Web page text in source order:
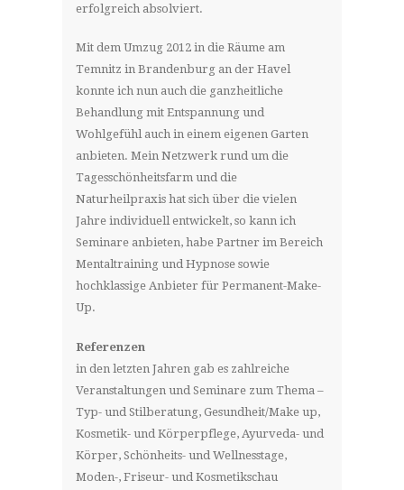
erfolgreich absolviert.
Mit dem Umzug 2012 in die Räume am
Temnitz in Brandenburg an der Havel
konnte ich nun auch die ganzheitliche
Behandlung mit Entspannung und
Wohlgefühl auch in einem eigenen Garten
anbieten. Mein Netzwerk rund um die
Tagesschönheitsfarm und die
Naturheilpraxis hat sich über die vielen
Jahre individuell entwickelt, so kann ich
Seminare anbieten, habe Partner im Bereich
Mentaltraining und Hypnose sowie
hochklassige Anbieter für Permanent-Make-
Up.
Referenzen
in den letzten Jahren gab es zahlreiche
Veranstaltungen und Seminare zum Thema –
Typ- und Stilberatung, Gesundheit/Make up,
Kosmetik- und Körperpflege, Ayurveda- und
Körper, Schönheits- und Wellnesstage,
Moden-, Friseur- und Kosmetikschau